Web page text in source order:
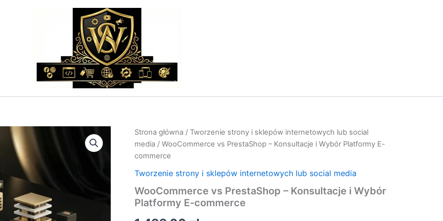
Strona główna / Tworzenie strony i sklepów internetowych lub social
media / WooCommerce vs PrestaShop – Konsultacje i Wybór Platformy E-
commerce
Tworzenie strony i sklepów internetowych lub social media
WooCommerce vs PrestaShop – Konsultacje i Wybór
Platformy E-commerce
ilość
WooCommerce
PrestaShop
–
i
Wybór
Platformy
E-